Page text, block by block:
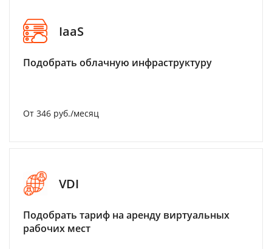
IaaS
Подобрать облачную инфраструктуру
От 346 руб./месяц
VDI
Подобрать тариф на аренду виртуальных
рабочих мест